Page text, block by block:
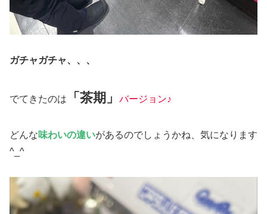
ガチャガチャ、、、
でてきたのは 「茶期」 バージョン♪
どんな味わいの違いがあるのでしょうかね、気になります
^_^